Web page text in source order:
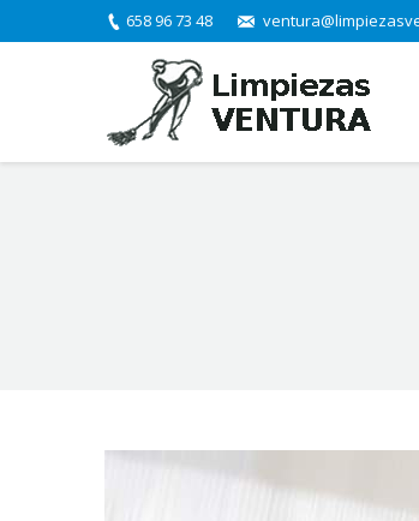
658 96 73 48